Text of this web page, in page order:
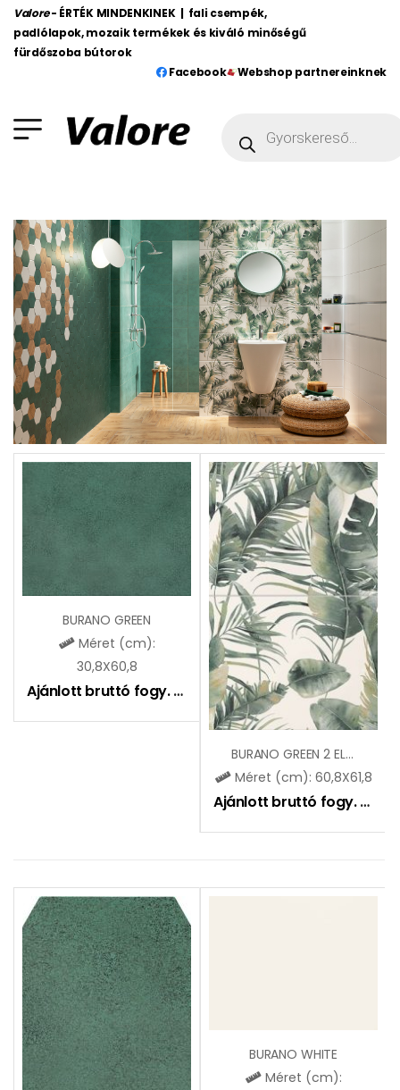
Valore - ÉRTÉK MINDENKINEK | fali csempék,
padlólapok, mozaik termékek és kiváló minőségű
fürdőszoba bútorok
Facebook
Webshop partnereinknek
BURANO GREEN
Méret (cm):
30,8X60,8
Ajánlott bruttó fogy. ár: 9550Ft
BURANO GREEN 2 ELEMENTS DEKOR
Méret (cm): 60,8X61,8
Ajánlott bruttó fogy. ár:
BURANO WHITE
Méret (cm):